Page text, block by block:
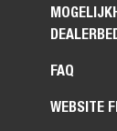
FAQ
WEBSITE